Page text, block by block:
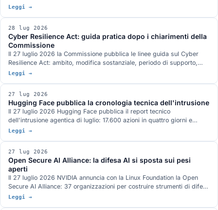
dopo: chi autorizza gli agenti, portare il modello al dato, la conformità
Leggi →
28 lug 2026
Cyber Resilience Act: guida pratica dopo i chiarimenti della
Commissione
Il 27 luglio 2026 la Commissione pubblica le linee guida sul Cyber
Resilience Act: ambito, modifica sostanziale, periodo di supporto,
reporting e valutazione del rischio, con 67 esempi pratici e attenzione
Leggi →
27 lug 2026
Hugging Face pubblica la cronologia tecnica dell'intrusione
Il 27 luglio 2026 Hugging Face pubblica il report tecnico
dell'intrusione agentica di luglio: 17.600 azioni in quattro giorni e
mezzo, due vettori di ingresso, una credenziale condivisa legata a
Leggi →
27 lug 2026
Open Secure AI Alliance: la difesa AI si sposta sui pesi
aperti
Il 27 luglio 2026 NVIDIA annuncia con la Linux Foundation la Open
Secure AI Alliance: 37 organizzazioni per costruire strumenti di difesa
ispezionabili, con modelli e pesi aperti al centro. L'argomento
Leggi →